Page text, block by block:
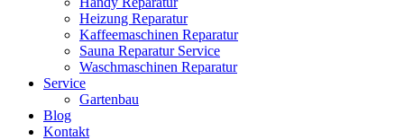
Heizung Reparatur
Kaffeemaschinen Reparatur
Sauna Reparatur Service
Waschmaschinen Reparatur
Service
Gartenbau
Blog
Kontakt